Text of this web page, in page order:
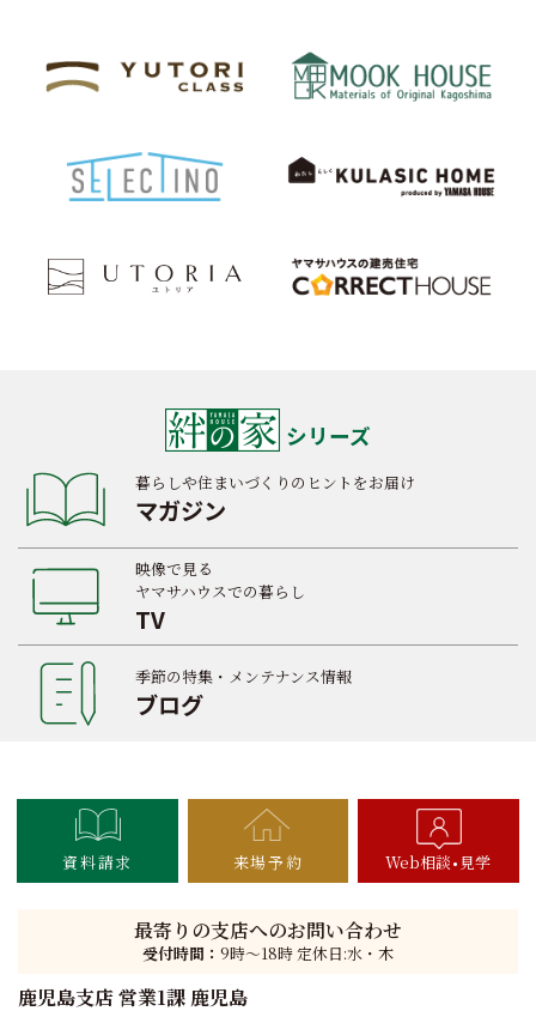
シリーズ
暮らしや住まいづくりのヒントをお届け
マガジン
映像で見る
ヤマサハウスでの暮らし
TV
季節の特集・メンテナンス情報
ブログ
資料請求 来場予約 Web相談 見学
最寄りの支店へのお問い合わせ
受付時間： 9時〜18時 定休日:水・木
鹿児島支店 営業1課 鹿児島